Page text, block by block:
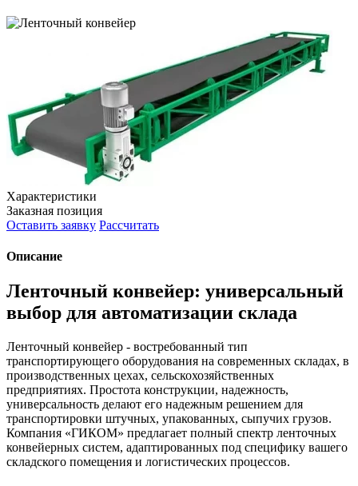
Характеристики
Заказная позиция
Оставить заявку Рассчитать
Описание
Ленточный конвейер: универсальный
выбор для автоматизации склада
Ленточный конвейер - востребованный тип
транспортирующего оборудования на современных складах, в
производственных цехах, сельскохозяйственных
предприятиях. Простота конструкции, надежность,
универсальность делают его надежным решением для
транспортировки штучных, упакованных, сыпучих грузов.
Компания «ГИКОМ» предлагает полный спектр ленточных
конвейерных систем, адаптированных под специфику вашего
складского помещения и логистических процессов.